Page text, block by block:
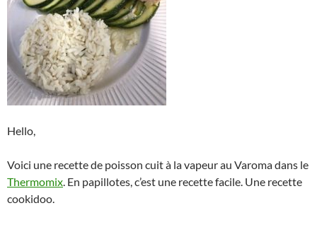
Hello,
Voici une recette de poisson cuit à la vapeur au Varoma dans le
Thermomix. En papillotes, c’est une recette facile. Une recette
cookidoo.